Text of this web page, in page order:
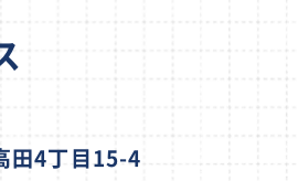
田4丁目15-4